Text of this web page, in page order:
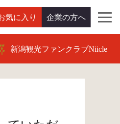
気に入り 企業の方へ
新潟観光ファンクラブNiicle